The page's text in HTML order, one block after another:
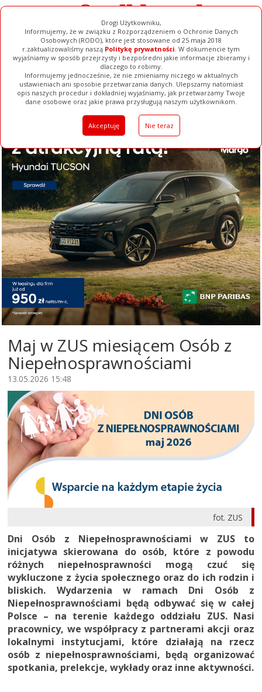
Drogi Użytkowniku,
Informujemy, że w związku z Rozporządzeniem o Ochronie Danych
Osobowych (RODO), które jest stosowane od 25 maja 2018
r.zaktualizowaliśmy naszą Politykę prywatności. W dokumencie tym
wyjaśniamy w sposób przejrzysty i bezpośredni jakie informacje zbieramy i
dlaczego to robimy.
Informujemy jednocześnie, że nie zmieniamy niczego w aktualnych
ustawieniach ani sposobie przetwarzania danych. Ulepszamy natomiast
opis naszych procedur i dokładniej wyjaśniamy, jak przetwarzamy Twoje
dane osobowe oraz jakie prawa przysługują naszym użytkownikom.
Akceptuję Nie teraz
Ogłoszenia Filmy Galerie Baza Firm Pełna Wersja
Maj w ZUS miesiącem Osób z
Niepełnosprawnościami
13.05.2026 15:48
fot. ZUS
Dni Osób z Niepełnosprawnościami w ZUS to
inicjatywa skierowana do osób, które z powodu
różnych niepełnosprawności mogą czuć się
wykluczone z życia społecznego oraz do ich rodzin i
bliskich. Wydarzenia w ramach Dni Osób z
Niepełnosprawnościami będą odbywać się w całej
Polsce – na terenie każdego oddziału ZUS. Nasi
pracownicy, we współpracy z partnerami akcji oraz
lokalnymi instytucjami, które działają na rzecz
osób z niepełnosprawnościami, będą organizować
spotkania, prelekcje, wykłady oraz inne aktywności.